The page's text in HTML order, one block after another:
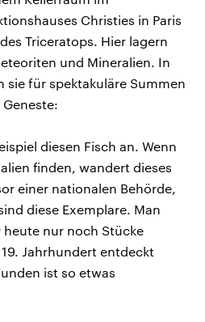
Christies in Paris
Triceratops. Hier lagern
und Mineralien. In
sie für spektakuläre Summen
diesen Fisch an. Wenn
finden, wandert dieses
einer nationalen Behörde,
diese Exemplare. Man
heute nur noch Stücke
Jahrhundert entdeckt
ist so etwas